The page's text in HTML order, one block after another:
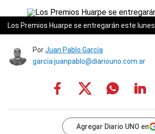
Los Premios Huarpe se entregarán este lunes.
PorJuan Pablo García
garcia.juanpablo@diariouno.com.ar
Agregar Diario UNO en